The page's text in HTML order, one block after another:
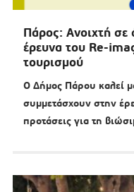
Πάρος: Ανοιχτή σε
έρευνα του Re-
τουρισμού
Ο Δήμος Πάρου καλεί
συμμετάσχουν στην
προτάσεις για τη